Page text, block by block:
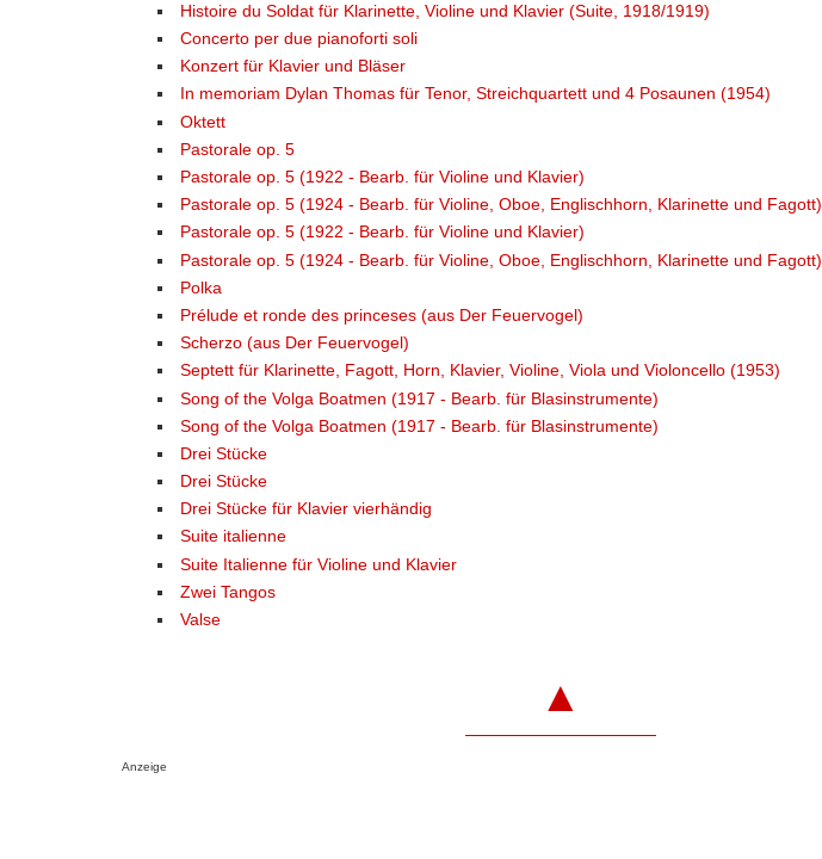
Histoire du Soldat für Klarinette, Violine und Klavier (Suite, 1918/1919)
Concerto per due pianoforti soli
Konzert für Klavier und Bläser
In memoriam Dylan Thomas für Tenor, Streichquartett und 4 Posaunen (1954)
Oktett
Pastorale op. 5
Pastorale op. 5 (1922 - Bearb. für Violine und Klavier)
Pastorale op. 5 (1924 - Bearb. für Violine, Oboe, Englischhorn, Klarinette und Fagott)
Pastorale op. 5 (1922 - Bearb. für Violine und Klavier)
Pastorale op. 5 (1924 - Bearb. für Violine, Oboe, Englischhorn, Klarinette und Fagott)
Polka
Prélude et ronde des princeses (aus Der Feuervogel)
Scherzo (aus Der Feuervogel)
Septett für Klarinette, Fagott, Horn, Klavier, Violine, Viola und Violoncello (1953)
Song of the Volga Boatmen (1917 - Bearb. für Blasinstrumente)
Song of the Volga Boatmen (1917 - Bearb. für Blasinstrumente)
Drei Stücke
Drei Stücke
Drei Stücke für Klavier vierhändig
Suite italienne
Suite Italienne für Violine und Klavier
Zwei Tangos
Valse
▲
Anzeige